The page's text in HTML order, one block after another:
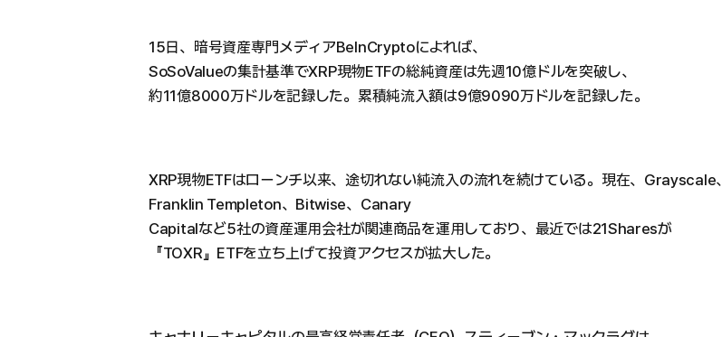
15日、暗号資産専門メディアBeInCryptoによれば、
SoSoValueの集計基準でXRP現物ETFの総純資産は先週10億ドルを突破し、
約11億8000万ドルを記録した。累積純流入額は9億9090万ドルを記録した。
XRP現物ETFはローンチ以来、途切れない純流入の流れを続けている。現在、Grayscale、
Franklin Templeton、Bitwise、Canary
Capitalなど5社の資産運用会社が関連商品を運用しており、最近では21Sharesが
『TOXR』ETFを立ち上げて投資アクセスが拡大した。